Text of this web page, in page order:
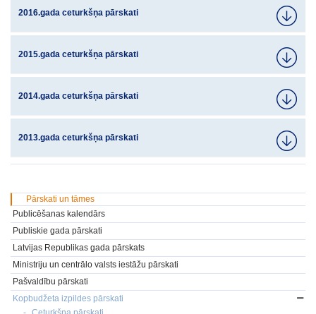
2016.gada ceturkšņa pārskati
2015.gada ceturkšņa pārskati
2014.gada ceturkšņa pārskati
2013.gada ceturkšņa pārskati
Pārskati un tāmes
Publicēšanas kalendārs
Publiskie gada pārskati
Latvijas Republikas gada pārskats
Ministriju un centrālo valsts iestāžu pārskati
Pašvaldību pārskati
Kopbudžeta izpildes pārskati